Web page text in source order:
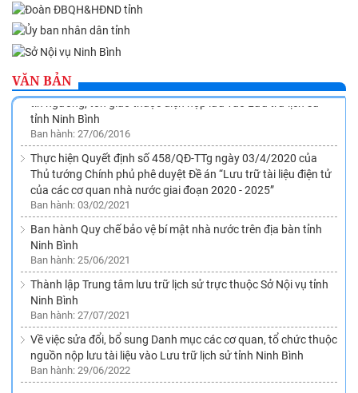
VĂN BẢN
Phê duyệt Quy hoạch ngành Văn thư, Lưu trữ trên địa bàn
tỉnh Ninh Bình đến năm 2020, tầm nhìn đến năm 2030
Ban hành: 26/11/2015
Về việc ban hành Quy định quản lý tài liệu xây dựng công trình
tín ngưỡng, tôn giáo thuộc diện nộp lưu vào Lưu trữ lịch sử
tỉnh Ninh Bình
Ban hành: 27/06/2016
Thực hiện Quyết định số 458/QĐ-TTg ngày 03/4/2020 của
Thủ tướng Chính phủ phê duyệt Đề án “Lưu trữ tài liệu điện tử
của các cơ quan nhà nước giai đoạn 2020 - 2025”
Ban hành: 03/02/2021
Ban hành Quy chế bảo vệ bí mật nhà nước trên địa bàn tỉnh
Ninh Bình
Ban hành: 25/06/2021
Thành lập Trung tâm lưu trữ lịch sử trực thuộc Sở Nội vụ tỉnh
Ninh Bình
Ban hành: 27/07/2021
Về việc sửa đổi, bổ sung Danh mục các cơ quan, tổ chức thuộc
nguồn nộp lưu tài liệu vào Lưu trữ lịch sử tỉnh Ninh Bình
Ban hành: 29/06/2022